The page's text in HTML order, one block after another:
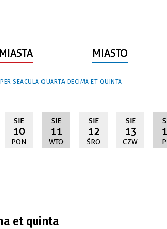
MIASTO
SEACULA QUARTA DECIMA ET QUINTA
SIE
10
PON
SIE
11
WTO
SIE
12
ŚRO
SIE
13
CZW
et quinta